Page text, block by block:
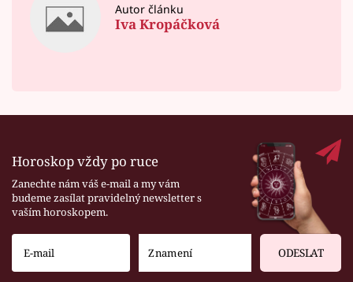
Autor článku
Iva Kropáčková
Horoskop vždy po ruce
Zanechte nám váš e-mail a my vám
budeme zasílat pravidelný newsletter s
vaším horoskopem.
ODESLAT